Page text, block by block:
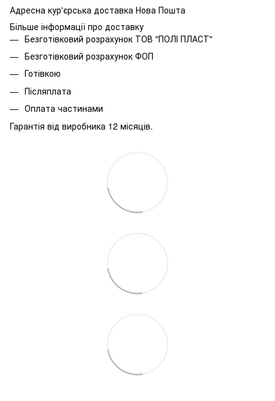
Адресна кур'єрська доставка Нова Пошта
Більше інформації про доставку
Безготівковий розрахунок ТОВ "ПОЛІ ПЛАСТ"
Безготівковий розрахунок ФОП
Готівкою
Післяплата
Оплата частинами
Гарантія від виробника 12 місяців.